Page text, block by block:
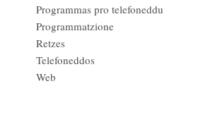
Programmas pro telefoneddu
Programmatzione
Retzes
Telefoneddos
Web